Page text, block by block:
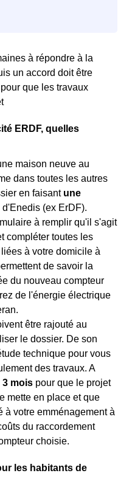
à répondre à la
un accord doit être
que les travaux
ERDF, quelles
maison neuve au
dans toutes les autres
en faisant une
d'Enedis (ex ErDF).
à remplir qu'il s'agit
compléter toutes les
à votre domicile à
de savoir la
du nouveau compteur
de l'énergie électrique
être rajouté au
le dossier. De son
technique pour vous
des travaux. A
mois pour que le projet
mette en place et que
à votre emménagement à
du raccordement
choisie.
les habitants de